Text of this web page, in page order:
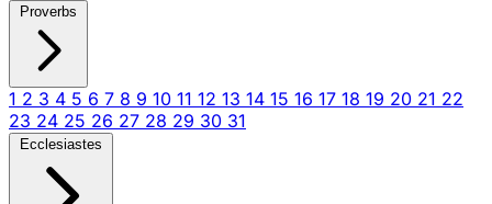
Proverbs
1 2 3 4 5 6 7 8 9 10 11 12 13 14 15 16 17 18 19 20 21 22
23 24 25 26 27 28 29 30 31
Ecclesiastes